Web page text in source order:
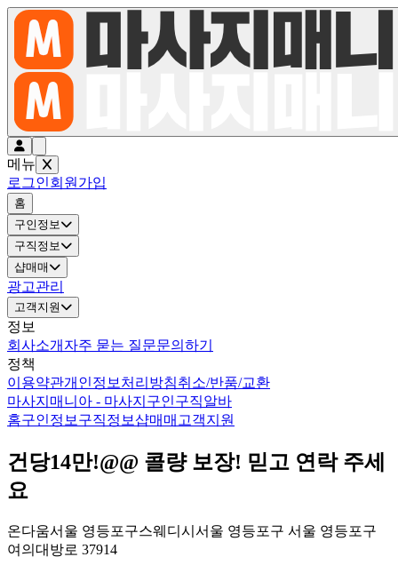
메뉴
로그인회원가입
홈
구인정보
구직정보
샵매매
광고관리
고객지원
정보
회사소개 자주 묻는 질문문의하기
정책
이용약관개인정보처리방침취소/반품/교환
마사지매니아 - 마사지구인구직알바
홈구인정보 구직정보샵매매 고객지원
건당14만!@@ 콜량 보장! 믿고 연락 주세
요
온다움서울 영등포구스웨디시 서울 영등포구 서울 영등포구
여의대방로 37914